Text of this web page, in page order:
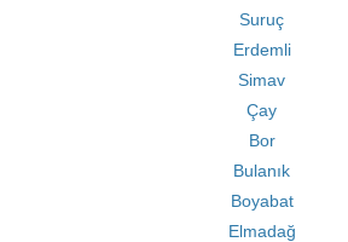
Suruç
Erdemli
Simav
Çay
Bor
Bulanık
Boyabat
Elmadağ